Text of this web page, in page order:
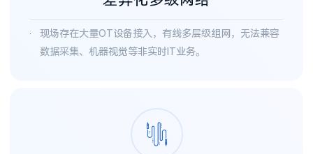
现场存在大量OT设备接入，有线多层级组网，无法兼容
数据采集、机器视觉等非实时IT业务。